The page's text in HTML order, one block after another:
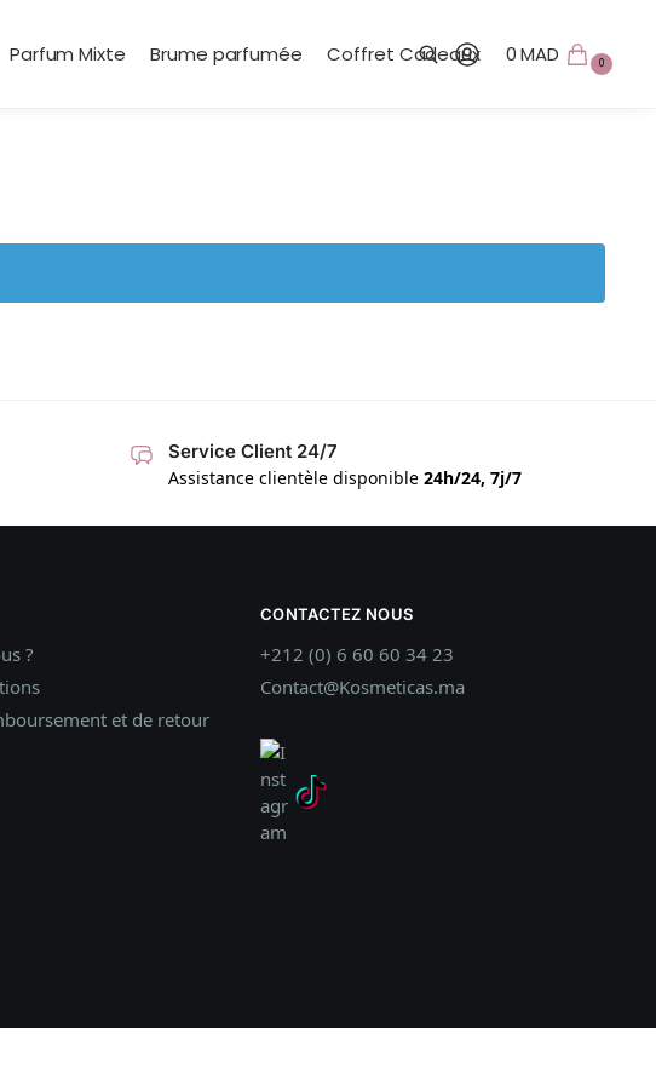
Parfum Mixte Brume parfumée Coffret Cadeaux 0MAD 0
Service Client 24/7
Assistance clientèle disponible 24h/24, 7j/7
?
et de retour
CONTACTEZ NOUS
+212 (0) 6 60 60 34 23
Contact@Kosmeticas.ma